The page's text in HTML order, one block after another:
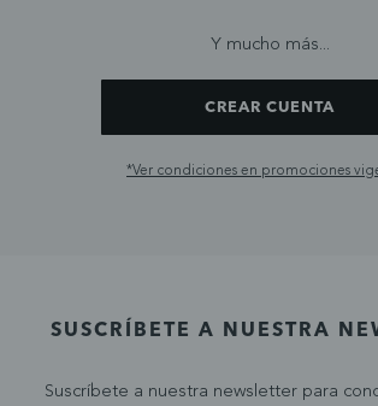
Y mucho más...
CREAR CUENTA
*Ver condiciones en promociones
SUSCRÍBETE A NUESTRA
Suscríbete a nuestra newsletter para